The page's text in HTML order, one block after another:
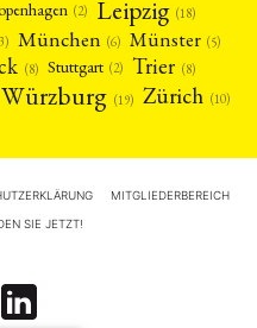
(2) Leipzig (18)
München (6) Münster (5)
(8) Stuttgart (2) Trier (8)
Würzburg (19) Zürich (10)
MITGLIEDERBEREICH
SIE JETZT!